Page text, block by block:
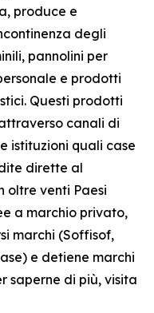
produce e
degli
pannolini per
e prodotti
Questi prodotti
canali di
istituzioni quali case
dirette al
oltre venti Paesi
a marchio privato,
marchi (Soffisof,
e detiene marchi
saperne di più, visita